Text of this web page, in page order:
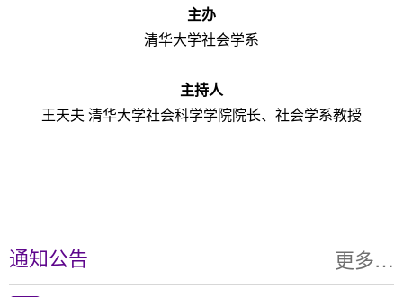
通知公告 更多…
主办
清华大学社会学系
主持人
王天夫 清华大学社会科学学院院长、社会学系教授